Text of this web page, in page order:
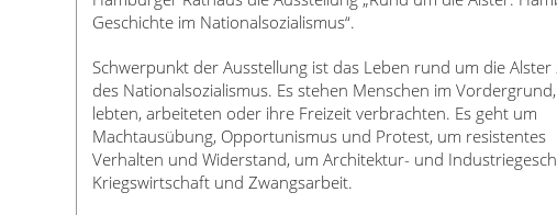
Русский
עברית
العربية
日本語
Geschichte im Nationalsozialismus“.
Schwerpunkt der Ausstellung ist das Leben rund um die Alster
des Nationalsozialismus. Es stehen Menschen im
lebten, arbeiteten oder ihre Freizeit verbrachten. Es geht um
Machtausübung, Opportunismus und Protest, um resistentes
Verhalten und Widerstand, um Architektur- und
Kriegswirtschaft und Zwangsarbeit.